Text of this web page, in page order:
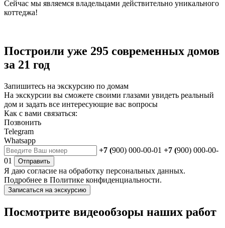
Сейчас мы являемся владельцами действительно уникального
коттеджа!
Построили уже 295 современных домов
за 21 год
Запишитесь на экскурсию по домам
На экскурсии вы сможете своими глазами увидеть реальный
дом и задать все интересующие вас вопросы
Как с вами связаться:
Позвонить
Telegram
Whatsapp
+7 (900) 000-00-01 +7 (900) 000-00-
01
Отправить
Я даю согласие на обработку персональных данных.
Подробнее в Политике конфиденциальности.
Записаться на экскурсию
Посмотрите видеообзоры наших работ